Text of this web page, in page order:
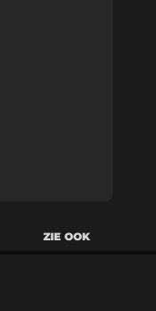
ZIE OOK